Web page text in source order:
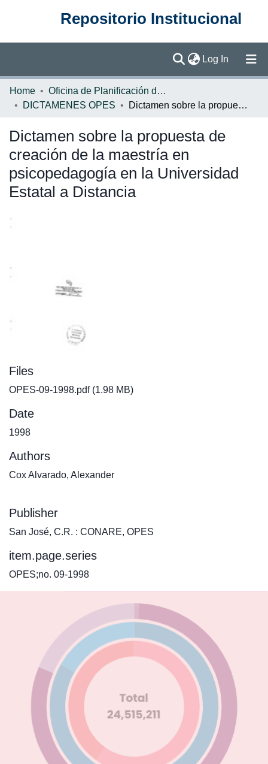
Repositorio Institucional
Log In (current)
Communities & Collections
Statistics
Home
Oficina de Planificación de la Educación Superior (OPES)
DICTAMENES OPES
Dictamen sobre la propuesta de creación de la maestría en psicopedagogía en la Universidad Estatal a Distancia
Dictamen sobre la propuesta de
creación de la maestría en
psicopedagogía en la Universidad
Estatal a Distancia
Files
OPES-09-1998.pdf(1.98 MB)
Date
1998
Authors
Cox Alvarado, Alexander
Publisher
San José, C.R. : CONARE, OPES
item.page.series
OPES;no. 09-1998